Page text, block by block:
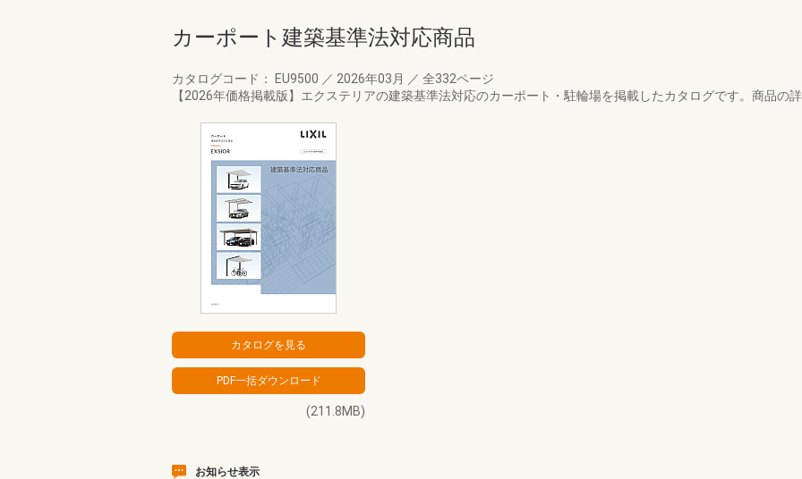
カーポート建築基準法対応商品
カタログコード： EU9500 ／ 2026年03月 ／ 全332ページ
【2026年価格掲載版】エクステリアの建築基準法対応のカーポート・駐輪場を掲載したカタログです。商品の
(211.8MB)
お知らせ表示